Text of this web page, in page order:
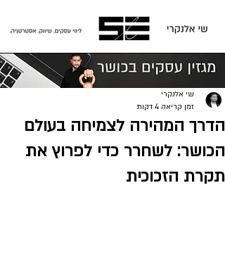
פוסט
הדרך המהירה לצמיחה בעולם
הכושר: לשחרר כדי לפרוץ את
תקרת הזכוכית
שי אלנקרי
זמן קריאה 4 דקות